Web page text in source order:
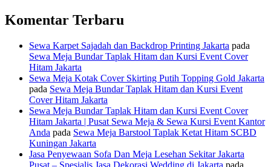
Komentar Terbaru
Sewa Karpet Sajadah dan Backdrop Printing Jakarta pada
Sewa Meja Bundar Taplak Hitam dan Kursi Event Cover
Hitam Jakarta
Sewa Meja Kotak Cover Skirting Putih Topping Gold Jakarta
pada Sewa Meja Bundar Taplak Hitam dan Kursi Event
Cover Hitam Jakarta
Sewa Meja Bundar Taplak Hitam dan Kursi Event Cover
Hitam Jakarta | Pusat Sewa Meja & Sewa Kursi Event Kantor
Anda pada Sewa Meja Barstool Taplak Ketat Hitam SCBD
Kuningan Jakarta
Jasa Penyewaan Sofa Dan Meja Lesehan Sekitar Jakarta
Pusat – Spesialis Jasa Dekorasi Wedding di Jakarta pada